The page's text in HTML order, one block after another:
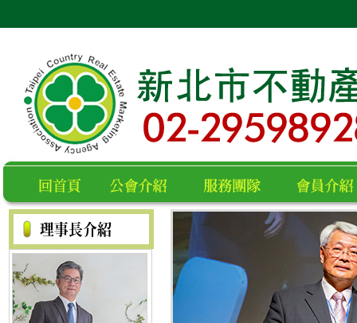
空白回首頁 公會介紹 會員名錄